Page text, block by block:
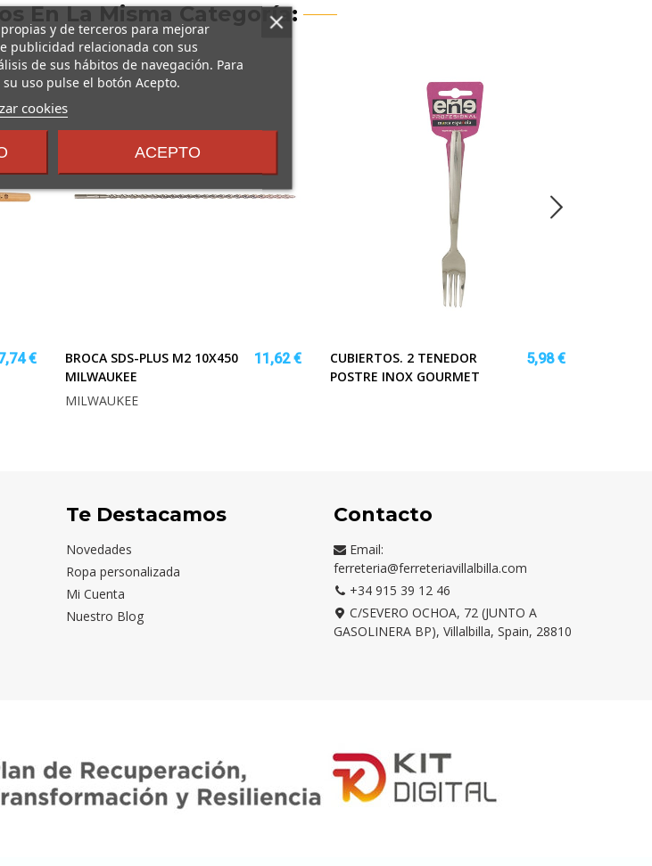
En La Misma Categoría:
€
BROCA SDS-PLUS M2 10X450
MILWAUKEE
11,62 €
MILWAUKEE
CUBIERTOS. 2 TENEDOR
POSTRE INOX GOURMET
5,98 €
Te Destacamos
Novedades
Ropa personalizada
Mi Cuenta
Nuestro Blog
Contacto
Email:
ferreteria@ferreteriavillalbilla.com
+34 915 39 12 46
C/SEVERO OCHOA, 72 (JUNTO A
GASOLINERA BP), Villalbilla, Spain, 28810
y de terceros para mejorar
publicidad relacionada con sus
de sus hábitos de navegación. Para
uso pulse el botón Acepto.
cookies
ACEPTO